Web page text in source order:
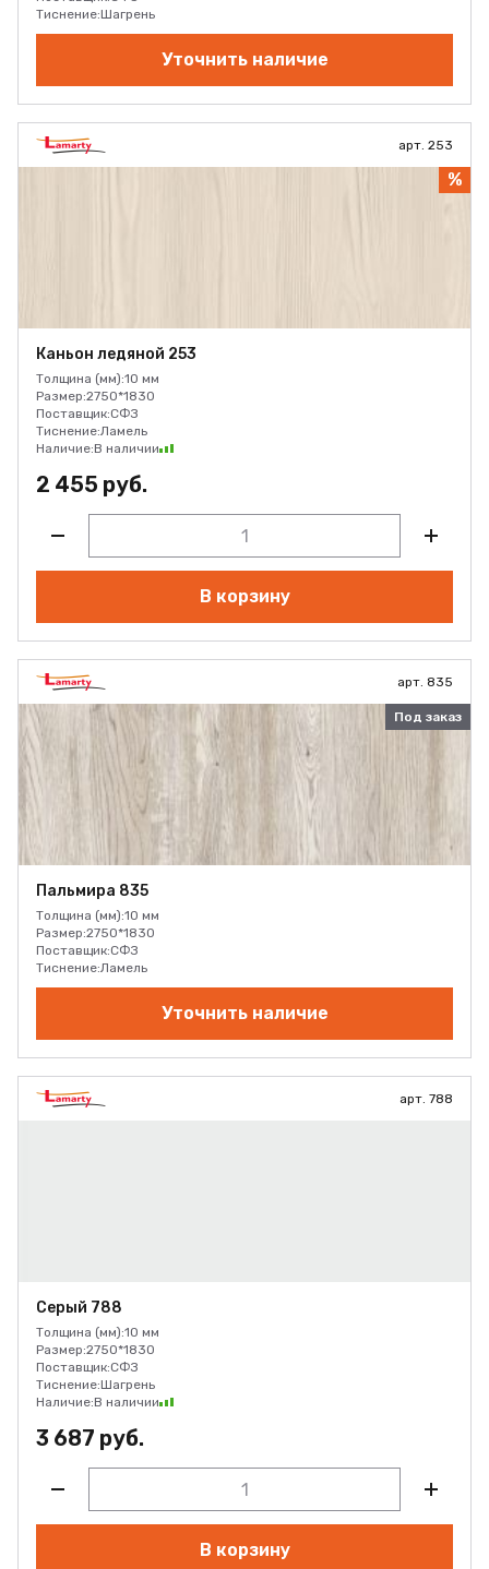
Тиснение:Шагрень
Уточнить наличие
арт. 253
%
Каньон ледяной 253
Толщина (мм):10 мм
Размер:2750*1830
Поставщик:СФЗ
Тиснение:Ламель
Наличие:В наличии
2 455 руб.
В корзину
арт. 835
Под заказ
Пальмира 835
Толщина (мм):10 мм
Размер:2750*1830
Поставщик:СФЗ
Тиснение:Ламель
Уточнить наличие
арт. 788
Серый 788
Толщина (мм):10 мм
Размер:2750*1830
Поставщик:СФЗ
Тиснение:Шагрень
Наличие:В наличии
3 687 руб.
В корзину